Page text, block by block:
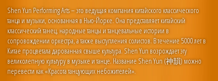
Shen Yun Performing Arts – это ведущая компания китайского классического
танца и музыки, основанная в Нью-Йорке. Она представляет китайский
классический танец, народные танцы и танцевальные истории в
сопровождении оркестра, а также выступления солистов. В течение 5000 лет в
Китае процветала дарованная свыше культура. Shen Yun возрождает эту
великолепную культуру в музыке и танце. Название Shen Yun (神韻) можно
перевести как «Красота танцующих небожителей».